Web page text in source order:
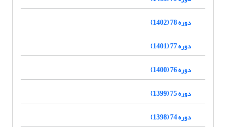
دوره 78 (1402)
دوره 77 (1401)
دوره 76 (1400)
دوره 75 (1399)
دوره 74 (1398)